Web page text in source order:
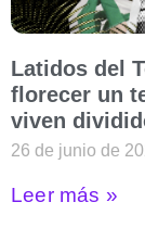
Latidos del
florecer un
viven
26 de junio de
Leer más »